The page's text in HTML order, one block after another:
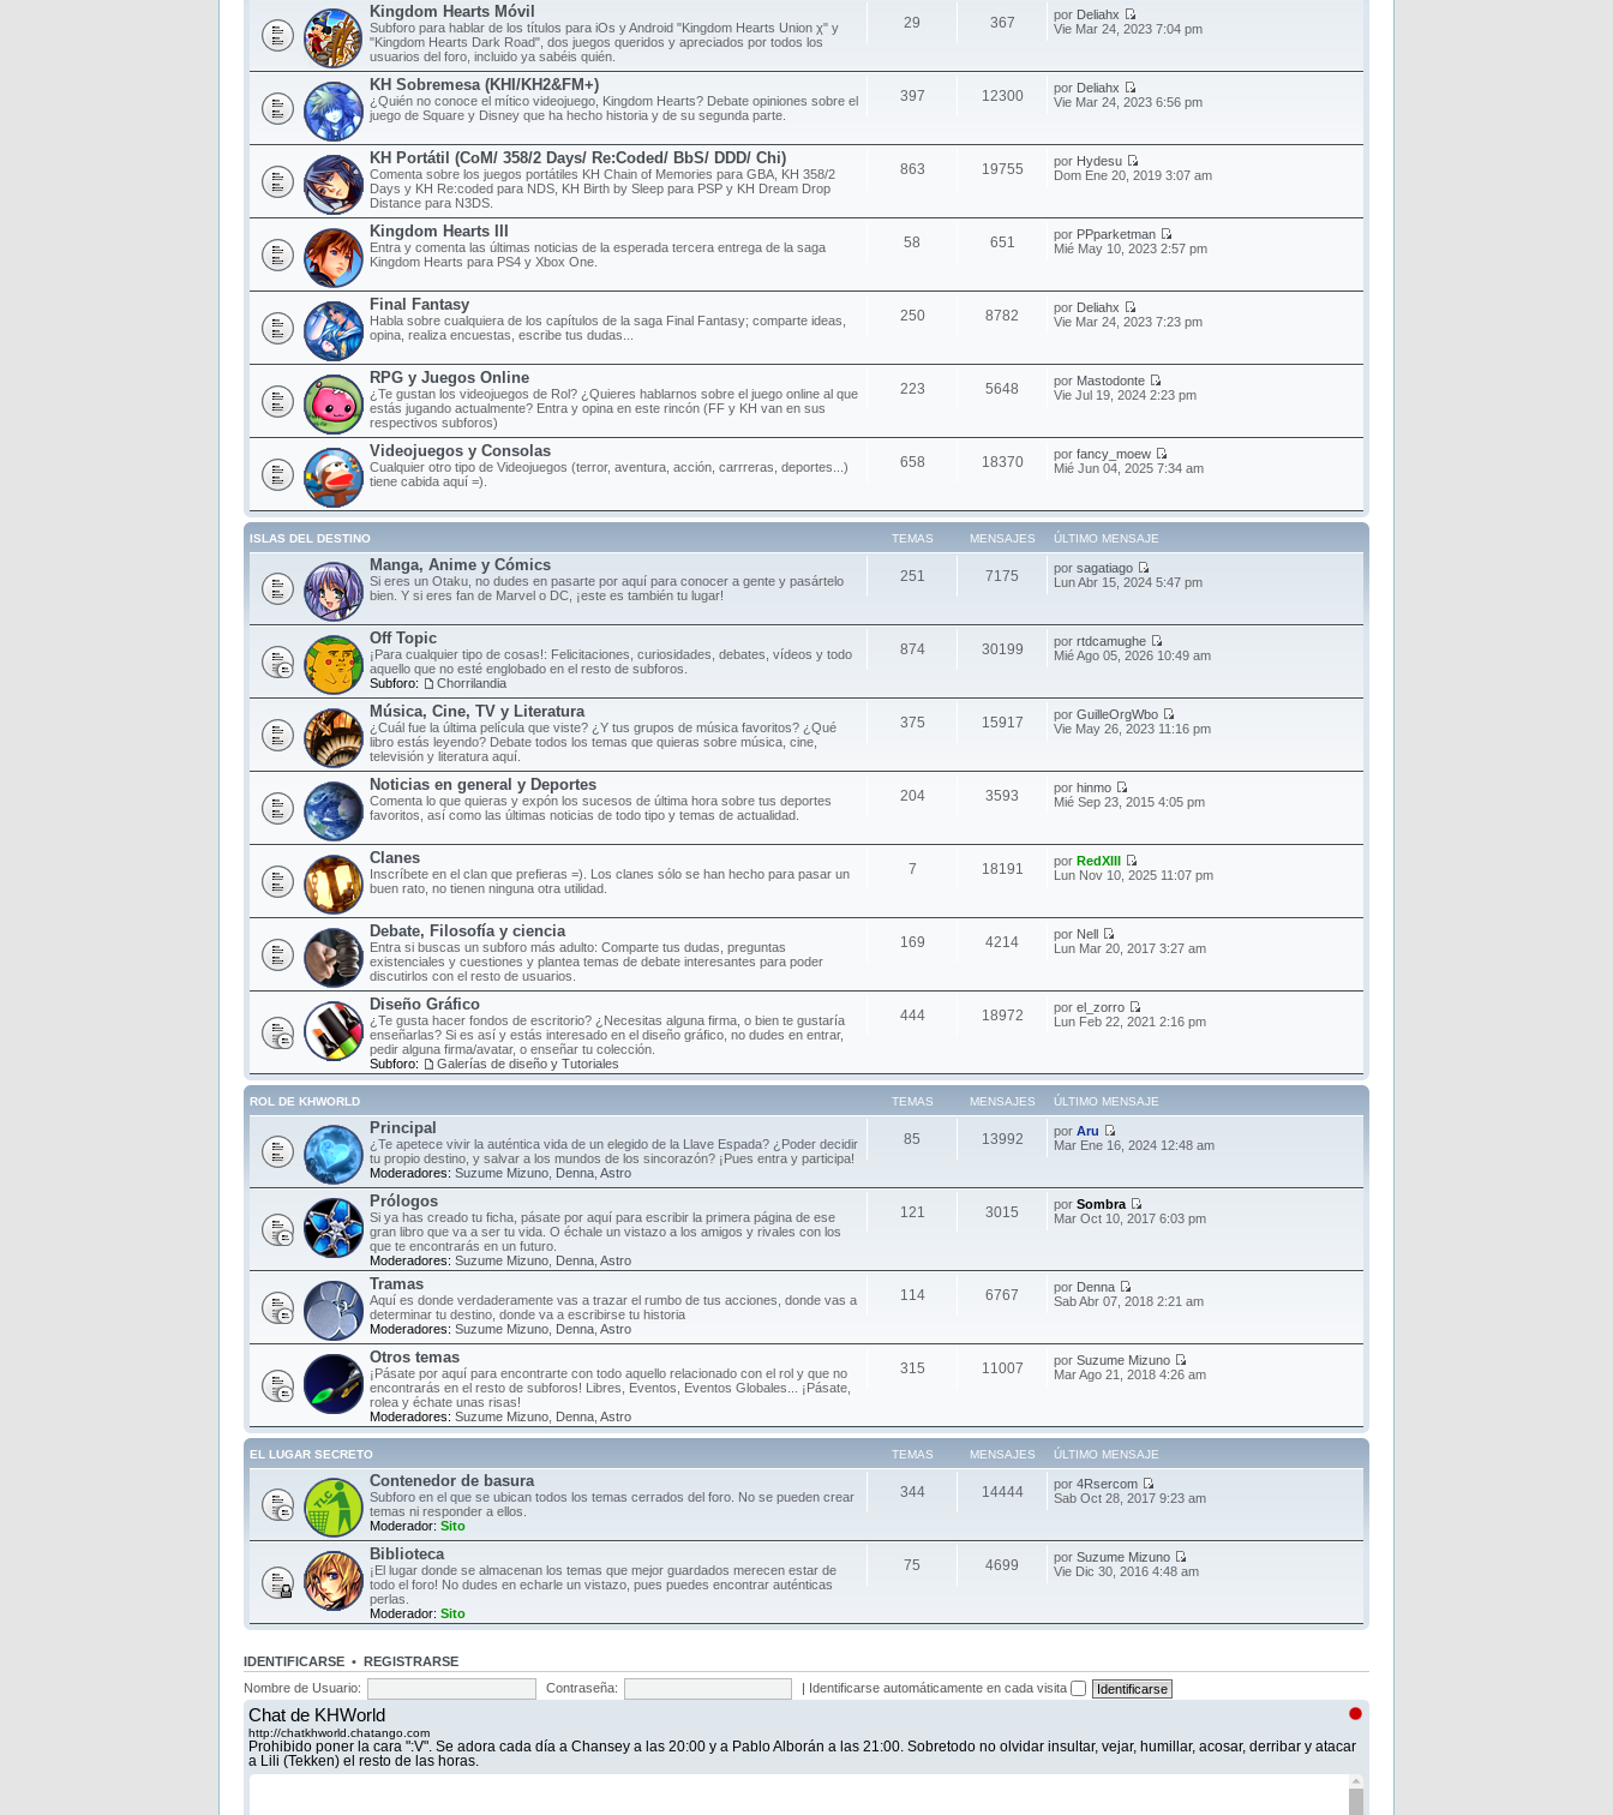
Kingdom Hearts Móvil
Subforo para hablar de los títulos para iOs y Android "Kingdom Hearts Union χ" y
"Kingdom Hearts Dark Road", dos juegos queridos y apreciados por todos los
usuarios del foro, incluido ya sabéis quién.
29 367 por Deliahx
Vie Mar 24, 2023 7:04 pm
KH Sobremesa (KHI/KH2&FM+)
¿Quién no conoce el mítico videojuego, Kingdom Hearts? Debate opiniones sobre el
juego de Square y Disney que ha hecho historia y de su segunda parte.
397 12300 por Deliahx
Vie Mar 24, 2023 6:56 pm
KH Portátil (CoM/ 358/2 Days/ Re:Coded/ BbS/ DDD/ Chi)
Comenta sobre los juegos portátiles KH Chain of Memories para GBA, KH 358/2
Days y KH Re:coded para NDS, KH Birth by Sleep para PSP y KH Dream Drop
Distance para N3DS.
863 19755 por Hydesu
Dom Ene 20, 2019 3:07 am
Kingdom Hearts III
Entra y comenta las últimas noticias de la esperada tercera entrega de la saga
Kingdom Hearts para PS4 y Xbox One.
58 651 por PPparketman
Mié May 10, 2023 2:57 pm
Final Fantasy
Habla sobre cualquiera de los capítulos de la saga Final Fantasy; comparte ideas,
opina, realiza encuestas, escribe tus dudas...
250 8782 por Deliahx
Vie Mar 24, 2023 7:23 pm
RPG y Juegos Online
¿Te gustan los videojuegos de Rol? ¿Quieres hablarnos sobre el juego online al que
estás jugando actualmente? Entra y opina en este rincón (FF y KH van en sus
respectivos subforos)
223 5648 por Mastodonte
Vie Jul 19, 2024 2:23 pm
Videojuegos y Consolas
Cualquier otro tipo de Videojuegos (terror, aventura, acción, carrreras, deportes...)
tiene cabida aquí =).
658 18370 porfancy_moew
Mié Jun 04, 2025 7:34 am
ISLAS DEL DESTINO TEMAS MENSAJES ÚLTIMO MENSAJE
Manga, Anime y Cómics
Si eres un Otaku, no dudes en pasarte por aquí para conocer a gente y pasártelo
bien. Y si eres fan de Marvel o DC, ¡este es también tu lugar!
251 7175 porsagatiago
Lun Abr 15, 2024 5:47 pm
Off Topic
¡Para cualquier tipo de cosas!: Felicitaciones, curiosidades, debates, vídeos y todo
aquello que no esté englobado en el resto de subforos.
Subforo:
Chorrilandia
874 30199 porrtdcamughe
Mié Ago 05, 2026 10:49 am
Música, Cine, TV y Literatura
¿Cuál fue la última película que viste? ¿Y tus grupos de música favoritos? ¿Qué
libro estás leyendo? Debate todos los temas que quieras sobre música, cine,
televisión y literatura aquí.
375 15917 porGuilleOrgWbo
Vie May 26, 2023 11:16 pm
Noticias en general y Deportes
Comenta lo que quieras y expón los sucesos de última hora sobre tus deportes
favoritos, así como las últimas noticias de todo tipo y temas de actualidad.
204 3593 porhinmo
Mié Sep 23, 2015 4:05 pm
Clanes
Inscríbete en el clan que prefieras =). Los clanes sólo se han hecho para pasar un
buen rato, no tienen ninguna otra utilidad.
7 18191 porRedXIII
Lun Nov 10, 2025 11:07 pm
Debate, Filosofía y ciencia
Entra si buscas un subforo más adulto: Comparte tus dudas, preguntas
existenciales y cuestiones y plantea temas de debate interesantes para poder
discutirlos con el resto de usuarios.
169 4214 por Nell
Lun Mar 20, 2017 3:27 am
Diseño Gráfico
¿Te gusta hacer fondos de escritorio? ¿Necesitas alguna firma, o bien te gustaría
enseñarlas? Si es así y estás interesado en el diseño gráfico, no dudes en entrar,
pedir alguna firma/avatar, o enseñar tu colección.
Subforo:
Galerías de diseño y Tutoriales
444 18972 porel_zorro
Lun Feb 22, 2021 2:16 pm
ROL DE KHWORLD TEMAS MENSAJES ÚLTIMO MENSAJE
Principal
¿Te apetece vivir la auténtica vida de un elegido de la Llave Espada? ¿Poder decidir
tu propio destino, y salvar a los mundos de los sincorazón? ¡Pues entra y participa!
Moderadores: Suzume Mizuno Denna Astro
85 13992 porAru
Mar Ene 16, 2024 12:48 am
Prólogos
Si ya has creado tu ficha, pásate por aquí para escribir la primera página de ese
gran libro que va a ser tu vida. O échale un vistazo a los amigos y rivales con los
que te encontrarás en un futuro.
Moderadores: Suzume Mizuno Denna Astro
121 3015 porSombra
Mar Oct 10, 2017 6:03 pm
Tramas
Aquí es donde verdaderamente vas a trazar el rumbo de tus acciones, donde vas a
determinar tu destino, donde va a escribirse tu historia
Moderadores: Suzume Mizuno Denna Astro
114 6767 por Denna
Sab Abr 07, 2018 2:21 am
Otros temas
¡Pásate por aquí para encontrarte con todo aquello relacionado con el rol y que no
encontrarás en el resto de subforos! Libres, Eventos, Eventos Globales... ¡Pásate,
rolea y échate unas risas!
Moderadores: Suzume Mizuno Denna Astro
315 11007 porSuzume Mizuno
Mar Ago 21, 2018 4:26 am
EL LUGAR SECRETO TEMAS MENSAJES ÚLTIMO MENSAJE
Contenedor de basura
Subforo en el que se ubican todos los temas cerrados del foro. No se pueden crear
temas ni responder a ellos.
Moderador: Sito
344 14444 por4Rsercom
Sab Oct 28, 2017 9:23 am
Biblioteca
¡El lugar donde se almacenan los temas que mejor guardados merecen estar de
todo el foro! No dudes en echarle un vistazo, pues puedes encontrar auténticas
perlas.
Moderador: Sito
75 4699 porSuzume Mizuno
Vie Dic 30, 2016 4:48 am
IDENTIFICARSE • REGISTRARSE
Nombre de Usuario:
Contraseña: | Identificarse automáticamente en cada visita